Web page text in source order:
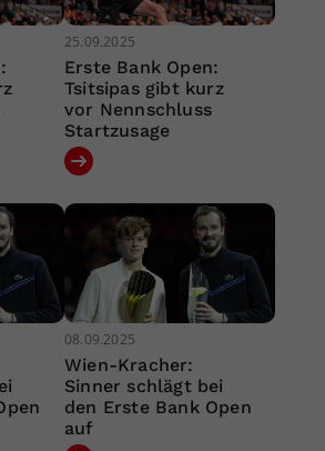
25.09.2025
Erste Bank Open:
Tsitsipas gibt kurz
vor Nennschluss
Startzusage
08.09.2025
Wien-Kracher:
Sinner schlägt bei
den Erste Bank Open
auf